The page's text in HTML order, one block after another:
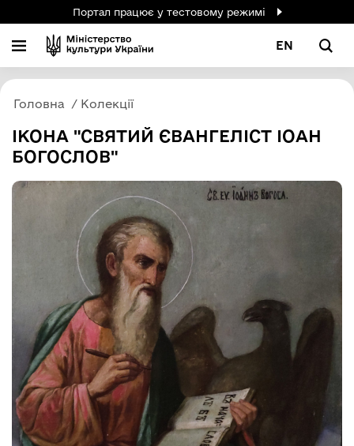
Портал працює у тестовому режимі
EN
Головна Колекції
ІКОНА "СВЯТИЙ ЄВАНГЕЛІСТ ІОАН
БОГОСЛОВ"